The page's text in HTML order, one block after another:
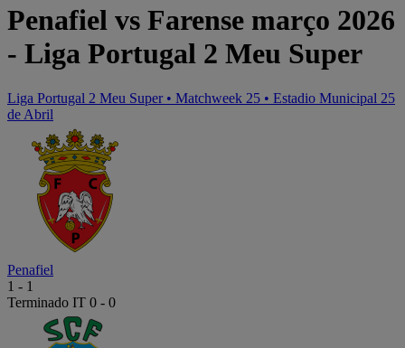
Penafiel vs Farense março 2026
- Liga Portugal 2 Meu Super
Liga Portugal 2 Meu Super • Matchweek 25 • Estadio Municipal 25
de Abril
Penafiel
1 - 1
Terminado IT 0 - 0